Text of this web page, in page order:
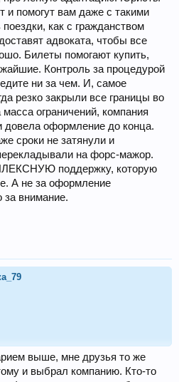
и помогут вам даже с такими
как с гражданством
адвоката, чтобы все
Билеты помогают купить,
Контроль за процедурой
ни за чем. И, самое
резко закрыли все границы во
ограничений, компания
довела оформление до конца.
сроки не затянули и
на форс-мажор.
поддержку, которую
А не за оформление
за внимание.
выше, мне друзья то же
и выбрал компанию. Кто-то